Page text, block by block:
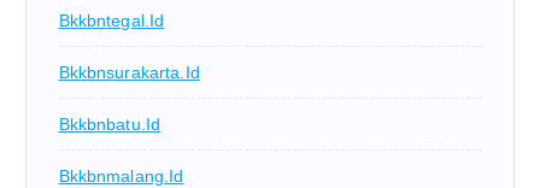
Bkkbntegal.id
Bkkbnsurakarta.id
Bkkbnbatu.id
Bkkbnmalang.id